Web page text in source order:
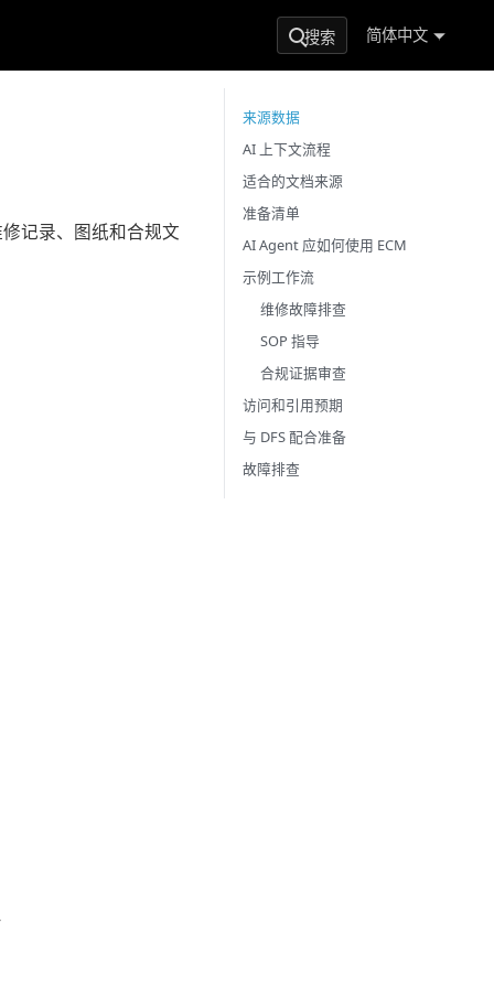
搜索 简体中文
记录、图纸和合规文
来源数据
AI 上下文流程
适合的文档来源
准备清单
AI Agent 应如何使用 ECM
示例工作流
维修故障排查
SOP 指导
合规证据审查
访问和引用预期
与 DFS 配合准备
故障排查